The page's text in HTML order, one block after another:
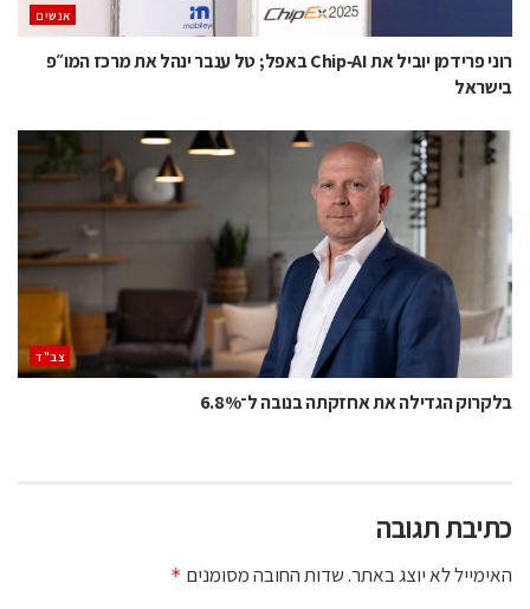
אנשים
רוני פרידמן יוביל את Chip‑AI באפל; טל ענבר ינהל את מרכז המו״פ
בישראל
‫צב"ד‬
בלקרוק הגדילה את אחזקתה בנובה ל־6.8%
כתיבת תגובה
האימייל לא יוצג באתר.שדות החובה מסומנים *